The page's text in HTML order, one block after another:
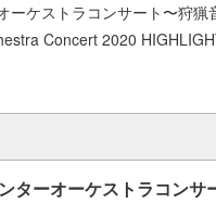
ーケストラコンサート〜狩猟
Concert 2020
ターオーケストラコンサ